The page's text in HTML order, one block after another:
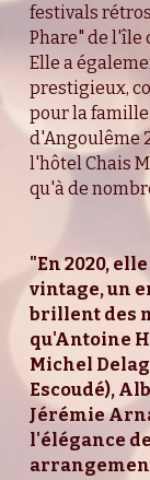
festivals
Phare" de l'île
Elle a
prestigieux,
pour la
d'Angoulême
l'hôtel Chais
qu'à de
"En 2020,
vintage, un
brillent des
qu'Antoine
Michel
Escoudé),
Jérémie
l'élégance